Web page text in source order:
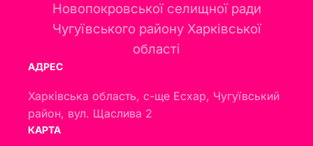
Новопокровської селищної ради
Чугуївського району Харківської
області
АДРЕС
Харківська область, с-ще Есхар, Чугуївський
район, вул. Щаслива 2
КАРТА